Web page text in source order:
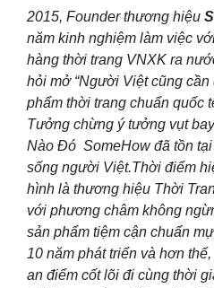
2015, Founder thương hiệu
năm kinh nghiệm làm việc
hàng thời trang VNXK ra
hỏi mở “Người Việt cũng
phẩm thời trang chuẩn quốc
Tưởng chừng ý tưởng vụt
Nào Đó SomeHow đã tồn
sống người Việt.Thời điểm
hình là thương hiệu Thời
với phương châm không
sản phẩm tiệm cận chuẩn
10 năm phát triển và hơn
an điểm cốt lõi đi cùng thời